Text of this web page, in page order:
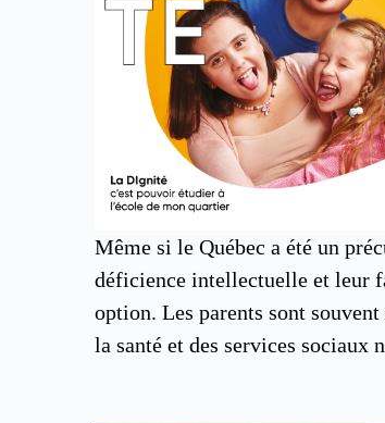
Même si le Québec a été un
déficience intellectuelle et leur
option. Les parents sont
la santé et des services sociaux